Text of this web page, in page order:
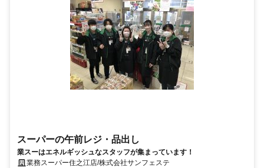
スーパーの午前レジ・品出し
業スーはエネルギッシュなスタッフが集まっています！
業務スーパー住之江店/株式会社サンフェステ